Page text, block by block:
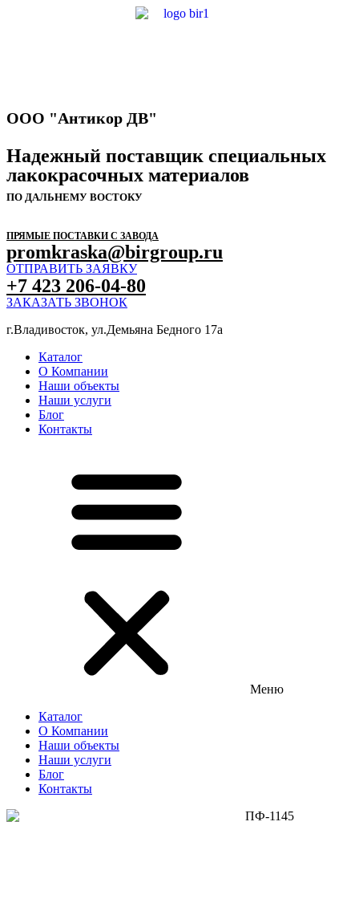
ООО "Антикор ДВ"
Надежный поставщик специальных
лакокрасочных материалов
ПО ДАЛЬНЕМУ ВОСТОКУ
ПРЯМЫЕ ПОСТАВКИ С ЗАВОДА
promkraska@birgroup.ru
ОТПРАВИТЬ ЗАЯВКУ
+7 423 206-04-80
ЗАКАЗАТЬ ЗВОНОК
г.Владивосток, ул.Демьяна Бедного 17а
Каталог
О Компании
Наши объекты
Наши услуги
Блог
Контакты
Меню
Каталог
О Компании
Наши объекты
Наши услуги
Блог
Контакты